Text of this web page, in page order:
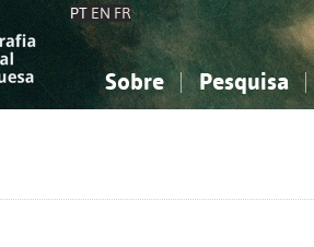
PT EN FR
Sobre Pesquisa